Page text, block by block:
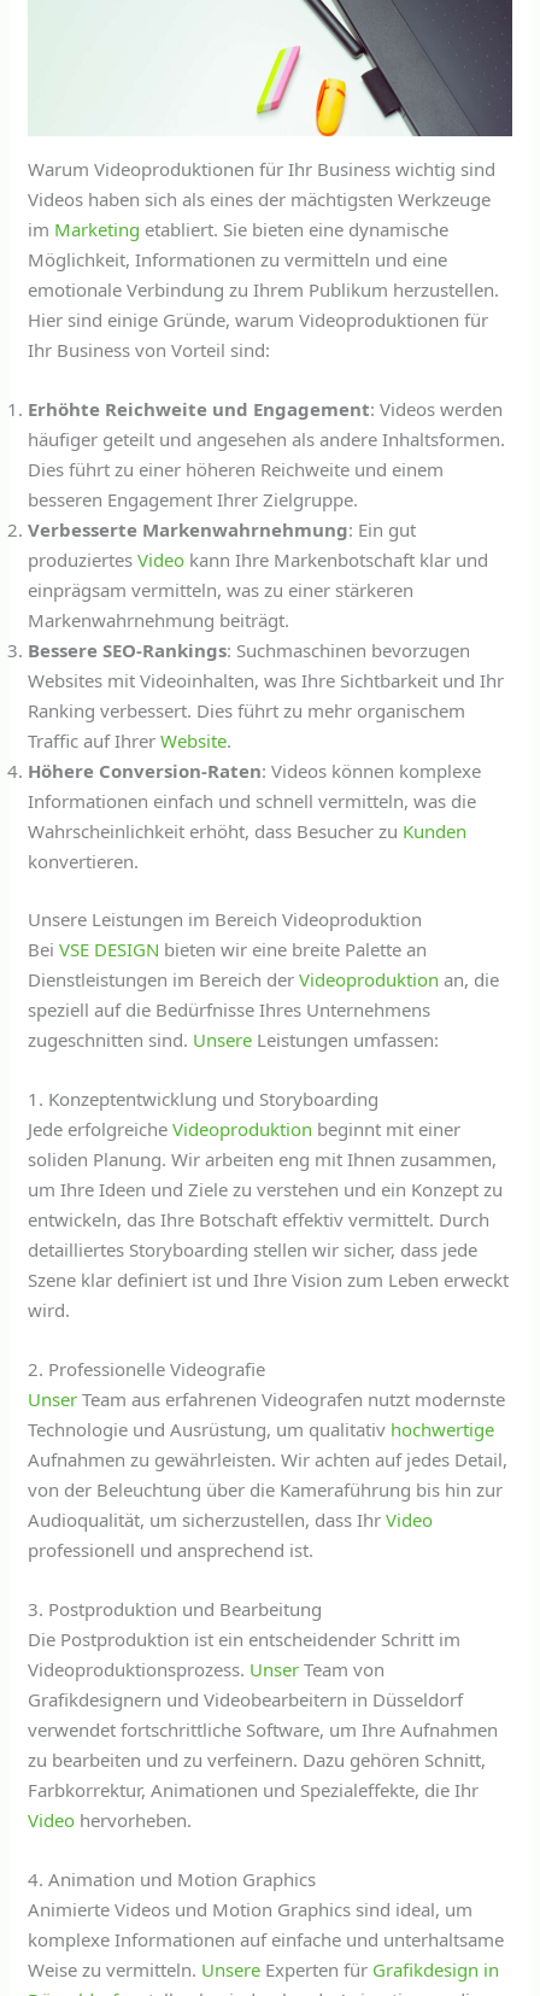
Warum Videoproduktionen für Ihr Business wichtig sind
Videos haben sich als eines der mächtigsten Werkzeuge
im Marketing etabliert. Sie bieten eine dynamische
Möglichkeit, Informationen zu vermitteln und eine
emotionale Verbindung zu Ihrem Publikum herzustellen.
Hier sind einige Gründe, warum Videoproduktionen für
Ihr Business von Vorteil sind:
Erhöhte Reichweite und Engagement: Videos werden
häufiger geteilt und angesehen als andere Inhaltsformen.
Dies führt zu einer höheren Reichweite und einem
besseren Engagement Ihrer Zielgruppe.
Verbesserte Markenwahrnehmung: Ein gut
produziertesVideo kann Ihre Markenbotschaft klar und
einprägsam vermitteln, was zu einer stärkeren
Markenwahrnehmung beiträgt.
Bessere SEO-Rankings: Suchmaschinen bevorzugen
Websites mit Videoinhalten, was Ihre Sichtbarkeit und Ihr
Ranking verbessert. Dies führt zu mehr organischem
Traffic auf IhrerWebsite.
Höhere Conversion-Raten: Videos können komplexe
Informationen einfach und schnell vermitteln, was die
Wahrscheinlichkeit erhöht, dass Besucher zu Kunden
konvertieren.
Unsere Leistungen im Bereich Videoproduktion
BeiVSE DESIGN bieten wir eine breite Palette an
Dienstleistungen im Bereich derVideoproduktion an, die
speziell auf die Bedürfnisse Ihres Unternehmens
zugeschnitten sind. Unsere Leistungen umfassen:
1. Konzeptentwicklung und Storyboarding
Jede erfolgreicheVideoproduktion beginnt mit einer
soliden Planung. Wir arbeiten eng mit Ihnen zusammen,
um Ihre Ideen und Ziele zu verstehen und ein Konzept zu
entwickeln, das Ihre Botschaft effektiv vermittelt. Durch
detailliertes Storyboarding stellen wir sicher, dass jede
Szene klar definiert ist und Ihre Vision zum Leben erweckt
wird.
2. Professionelle Videografie
Unser Team aus erfahrenen Videografen nutzt modernste
Technologie und Ausrüstung, um qualitativ hochwertige
Aufnahmen zu gewährleisten. Wir achten auf jedes Detail,
von der Beleuchtung über die Kameraführung bis hin zur
Audioqualität, um sicherzustellen, dass IhrVideo
professionell und ansprechend ist.
3. Postproduktion und Bearbeitung
Die Postproduktion ist ein entscheidender Schritt im
Videoproduktionsprozess. Unser Team von
Grafikdesignern und Videobearbeitern in Düsseldorf
verwendet fortschrittliche Software, um Ihre Aufnahmen
zu bearbeiten und zu verfeinern. Dazu gehören Schnitt,
Farbkorrektur, Animationen und Spezialeffekte, die Ihr
Video hervorheben.
4. Animation und Motion Graphics
Animierte Videos und Motion Graphics sind ideal, um
komplexe Informationen auf einfache und unterhaltsame
Weise zu vermitteln. Unsere Experten für Grafikdesign in